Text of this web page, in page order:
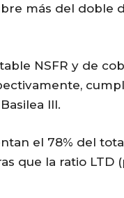
más del doble
NSFR y de
III.
el 78% del
que la ratio LTD